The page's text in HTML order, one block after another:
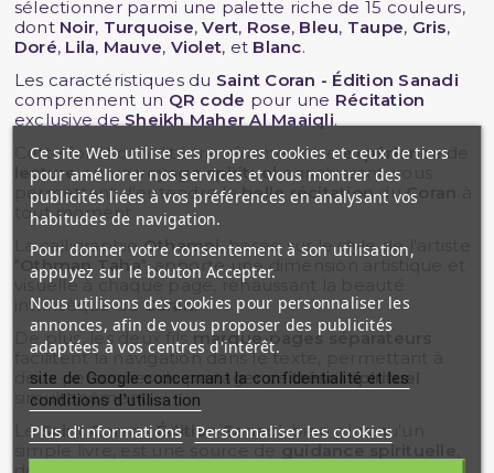
sélectionner parmi une palette riche de 15 couleurs,
dont Noir, Turquoise,Vert, Rose, Bleu, Taupe, Gris,
Doré, Lila, Mauve, Violet, et Blanc.
Les caractéristiques du Saint Coran - Édition Sanadi
comprennent un QR code pour une Récitation
exclusive deSheikh Maher Al Maaiqli.
Cette fonctionnalité transforme votreexpériencede
lectureen unvoyage spirituelenrichissant, vous
permettant d'entendre labelle récitationduCoran
tout moment.
La calligraphieOthamni, basée sur le style de l'artiste
Othman Taha", apporte une dimension artistique et
visuelle à chaque page, rehaussant la beauté
intrinsèque du Coran.
De plus, les deux filsmarque-pages séparateurs
facilitent la navigation dans le texte, permettant à
deux personnes de partager cetrésor spirituel
simultanément.
LeSaint Coran - Édition Sanadi, bien plus qu'un
simple livre, est une source deguidance spirituelle
Ce site Web utilise ses propres cookies et ceux de tiers
pour améliorer nos services et vous montrer des
publicités liées à vos préférences en analysant vos
habitudes de navigation.
Pour donner votre consentement à son utilisation,
appuyez sur le bouton Accepter.
Nous utilisons des cookies pour personnaliser les
annonces, afin de vous proposer des publicités
adaptées à vos centres d'intérêt.
site de Google concernant la confidentialité et les
conditions d'utilisation
Plus d'informations Personnaliser les cookies